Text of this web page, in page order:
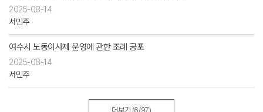
2025-08-14
서민주
여수시 노동이사제 운영에 관한 조례 공포
2025-08-14
서민주
더보기 (6/97)